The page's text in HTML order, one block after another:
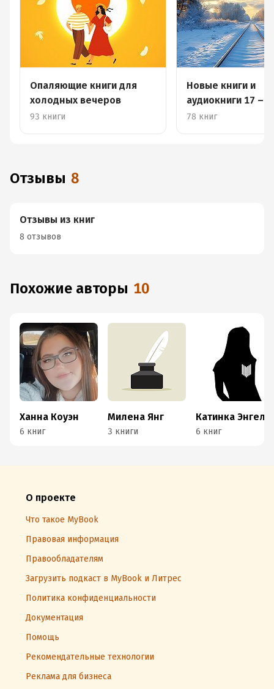
Опаляющие книги для
холодных вечеров
93 книги
Новые книги и
аудиокниги 17 –
февраля
78 книг
Отзывы 8
Отзывы из книг
8 отзывов
Похожие авторы 10
Ханна Коуэн
6 книг
Милена Янг
3 книги
Катинка Энгель
6 книг
О проекте
Что такое MyBook
Правовая информация
Правообладателям
Загрузить подкаст в MyBook и Литрес
Политика конфиденциальности
Документация
Помощь
Рекомендательные технологии
Реклама для бизнеса